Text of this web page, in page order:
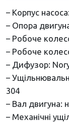
– Корпус
– Опора
– Робоче
– Робоче
– Дифузор:
–
304
– Вал двигуна:
– Механічні